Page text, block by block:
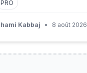
PRO
Kabbaj • 8 août 2026